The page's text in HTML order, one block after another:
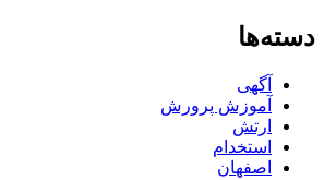
دسته‌ها
آگهی
آموزش پرورش
ارتش
استخدام
اصفهان